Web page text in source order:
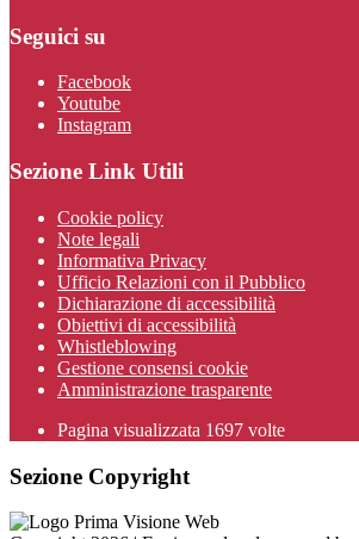
Seguici su
Facebook
Youtube
Instagram
Sezione Link Utili
Cookie policy
Note legali
Informativa Privacy
Ufficio Relazioni con il Pubblico
Dichiarazione di accessibilità
Obiettivi di accessibilità
Whistleblowing
Gestione consensi cookie
Amministrazione trasparente
Pagina visualizzata 1697 volte
Sezione Copyright